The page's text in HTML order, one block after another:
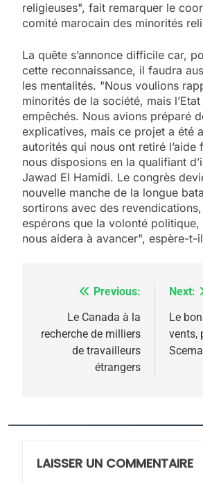
religieuses", fait remarquer le
comité marocain des minorités
La quête s’annonce difficile car,
cette reconnaissance, il faudra
les mentalités. "Nous voulions
minorités de la société, mais
empêchés. Nous avions préparé
explicatives, mais ce projet a été
autorités qui nous ont retiré l’aide
nous disposions en la qualifiant
Jawad El Hamidi. Le congrès
nouvelle manche de la longue
sortirons avec des
espérons que la volonté
nous aidera à avancer", espère-t-
Navigation
l’article
Previous:
Le Canada à la
recherche de milliers
de travailleurs
étrangers
Next:
Le
vents,
LAISSER UN COMMENTAIRE
meurtrière